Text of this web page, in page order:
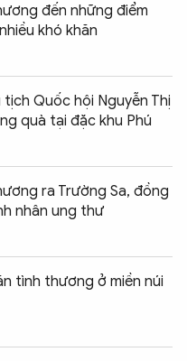
đến những điểm
khó khăn
tịch Quốc hội Nguyễn Thị
quà tại đặc khu Phú
ra Trường Sa, đồng
nhân ung thư
tình thương ở miền núi